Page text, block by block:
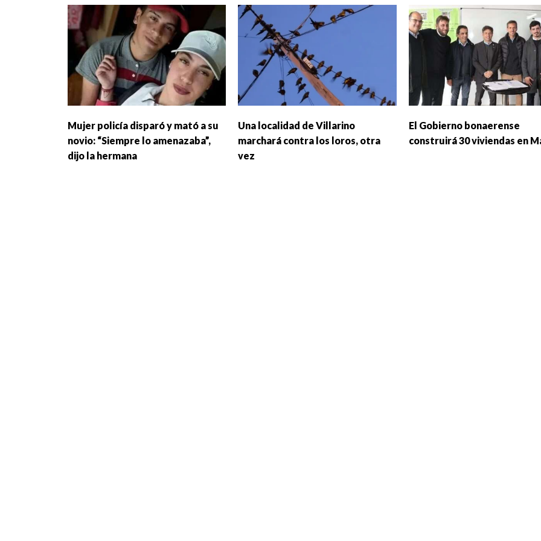
Mujer policía disparó y mató a su
novio: “Siempre lo amenazaba”,
dijo la hermana
Una localidad de Villarino
marchará contra los loros, otra
vez
El Gobierno bonaerense
construirá 30 viviendas en